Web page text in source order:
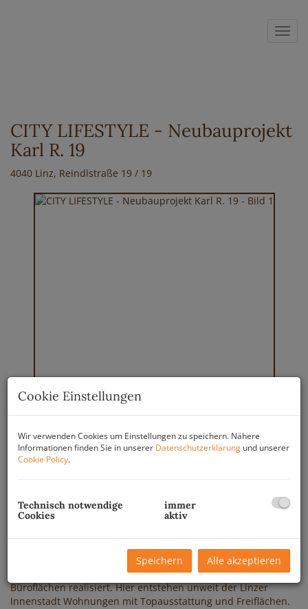
CITY LIFESTYLE - Neubauprojekt
Karl R. 19
4040 Linz, Reindlstraße 19 / 19
Unweit der Hauptstraße und dem Lentia im Herzen von
Urfahr, in der Reindlstraße, werden 28 Wohnungen und 2
Büroflächen realisiert. Hier entstehen unweit der Linzer
Innenstadt Wohnungen mit Topausstattung und Freiflächen.
Cookie Einstellungen
Wir verwenden Cookies um Einstellungen zu speichern. Nähere
Informationen finden Sie in unserer Datenschutzerklärung und unserer
Cookie Policy.
Technisch notwendige
Cookies
immer
aktiv
Speichern Alle akzeptieren